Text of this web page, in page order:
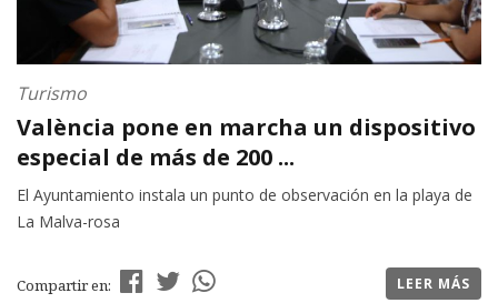
Turismo
València pone en marcha un dispositivo
especial de más de 200 ...
El Ayuntamiento instala un punto de observación en la playa de
La Malva-rosa
Compartir en: LEER MÁS